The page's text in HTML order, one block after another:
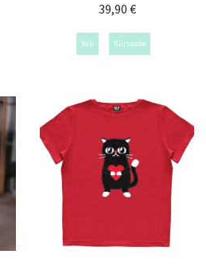
39,90 €
Vali Kiirvaade